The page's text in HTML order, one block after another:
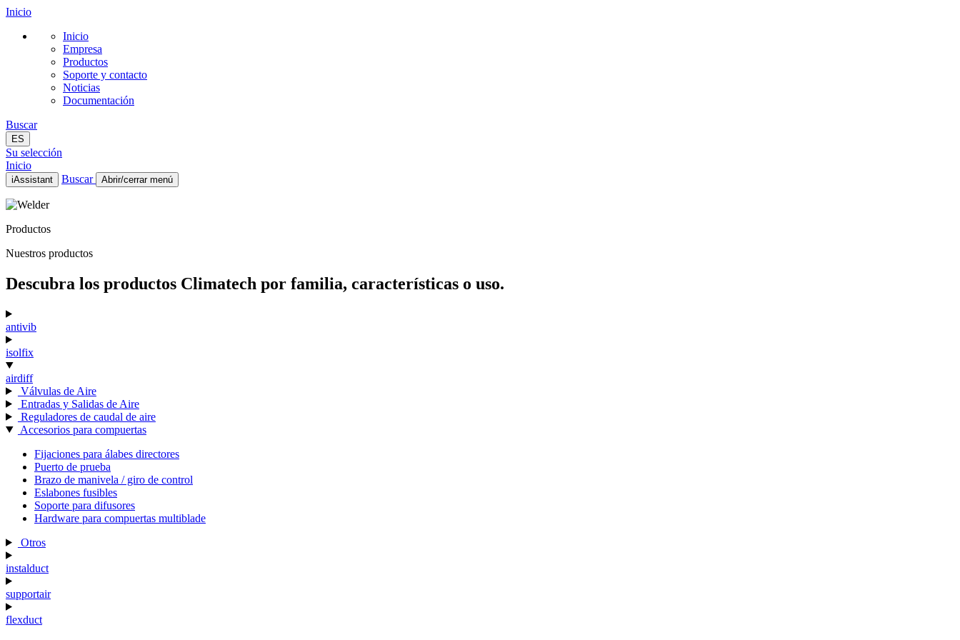
Inicio
Inicio
Empresa
Productos
Soporte y contacto
Noticias
Documentación
Buscar
ES
Su selección
Inicio
iAssistant Buscar Abrir/cerrar menú
Inicio
Productos
Noticias
ES
Productos
Nuestros productos
Descubra los productos Climatech por familia, características o uso.
antivib
isolfix
airdiff
Válvulas de Aire
Entradas y Salidas de Aire
Reguladores de caudal de aire
Accesorios para compuertas
Fijaciones para álabes directores
Puerto de prueba
Brazo de manivela / giro de control
Eslabones fusibles
Soporte para difusores
Hardware para compuertas multiblade
Otros
instalduct
supportair
flexduct